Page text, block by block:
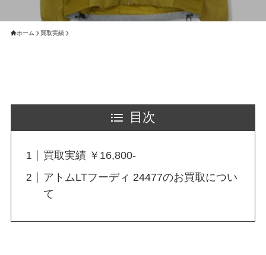
ホーム 買取実績
目次
買取実績 ￥16,800-
アトムLTフーディ 24477のお買取につい
て